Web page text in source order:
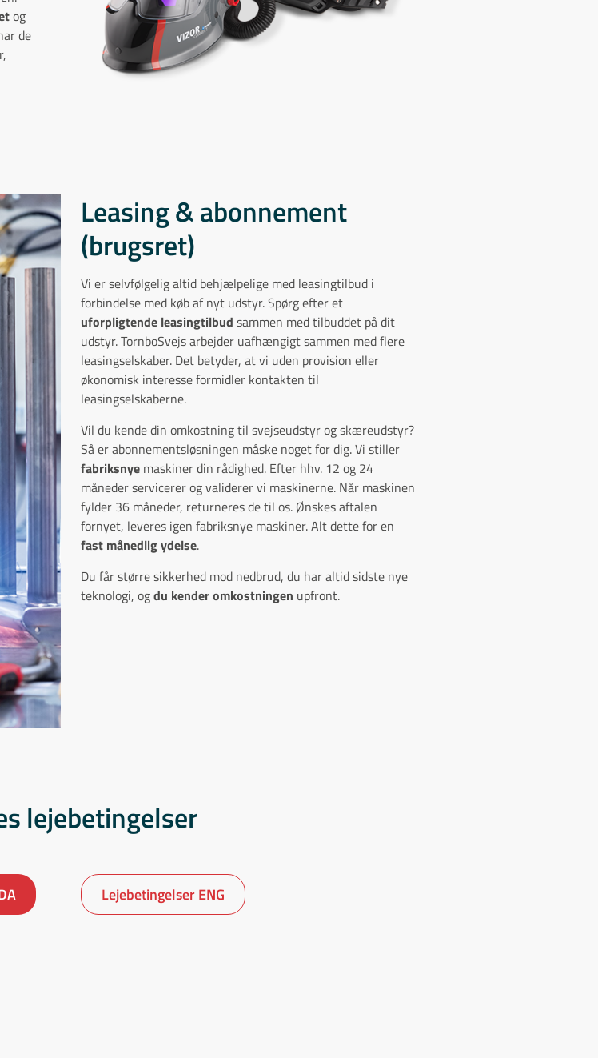
og
de
Leasing & abonnement
(brugsret)
Vi er selvfølgelig altid behjælpelige med leasingtilbud i
forbindelse med køb af nyt udstyr. Spørg efter et
uforpligtende leasingtilbud sammen med tilbuddet på dit
udstyr. TornboSvejs arbejder uafhængigt sammen med flere
leasingselskaber. Det betyder, at vi uden provision eller
økonomisk interesse formidler kontakten til
leasingselskaberne.
Vil du kende din omkostning til svejseudstyr og skæreudstyr?
Så er abonnementsløsningen måske noget for dig. Vi stiller
fabriksnyemaskiner din rådighed. Efter hhv. 12 og 24
måneder servicerer og validerer vi maskinerne. Når maskinen
fylder 36 måneder, returneres de til os. Ønskes aftalen
fornyet, leveres igen fabriksnye maskiner. Alt dette for en
fast månedlig ydelse.
Du får større sikkerhed mod nedbrud, du har altid sidste nye
teknologi, ogdu kender omkostningen upfront.
lejebetingelser
Lejebetingelser ENG